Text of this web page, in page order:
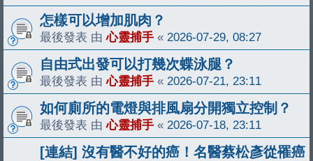
怎樣可以增加肌肉？
最後發表 由心靈捕手 « 2026-07-29, 08:27
自由式出發可以打幾次蝶泳腿？
最後發表 由心靈捕手 « 2026-07-21, 23:11
如何廁所的電燈與排風扇分開獨立控制？
最後發表 由心靈捕手 « 2026-07-18, 23:11
[連結] 沒有醫不好的癌！名醫蔡松彥從罹癌